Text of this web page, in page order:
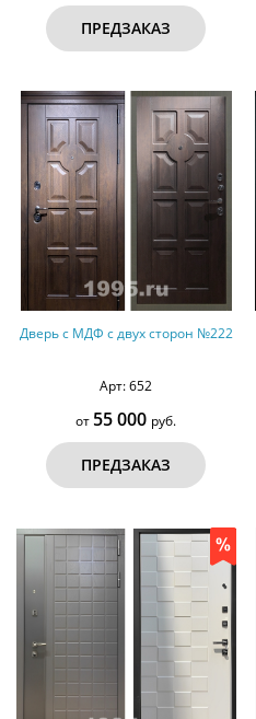
ПРЕДЗАКАЗ
Дверь с МДФ с двух сторон №222
Арт: 652
от 55 000 руб.
ПРЕДЗАКАЗ